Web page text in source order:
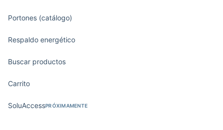
Portones (catálogo)
Respaldo energético
Buscar productos
Carrito
SoluAccessPRÓXIMAMENTE